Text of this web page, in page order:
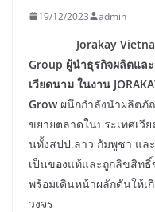
19/12/2023 admin
Jorakay
Group ผู้นำธุรกิจผลิตแล
เวียดนาม ในงาน
Growผนึกกำลังนำผลิตภั
ขยายตลาดในประเทศเวี
นทั้งสปป.ลาว กัมพูชา แล
เป็นของแท้และถูกลิขสิทธิ์
พร้อมเดินหน้าผลักดันให้เ
วงจร